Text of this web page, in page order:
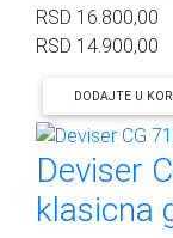
RSD 16.800,00
RSD 14.900,00
DODAJTE U
Deviser
klasicna